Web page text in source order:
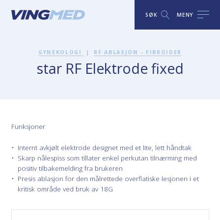
SØK MENY
GYNEKOLOGI | RF ABLASJON - FIBROIDER
star RF Elektrode fixed
Funksjoner
Internt avkjølt elektrode designet med et lite, lett håndtak
Skarp nålespiss som tillater enkel perkutan tilnærming med
positiv tilbakemelding fra brukeren
Presis ablasjon for den målrettede overflatiske lesjonen i et
kritisk område ved bruk av 18G